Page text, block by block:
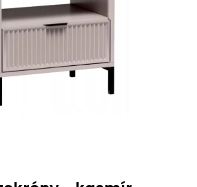
és adatvédelem
megfelelően sütiket használ
a webhely további használatához
el a beállításokat.